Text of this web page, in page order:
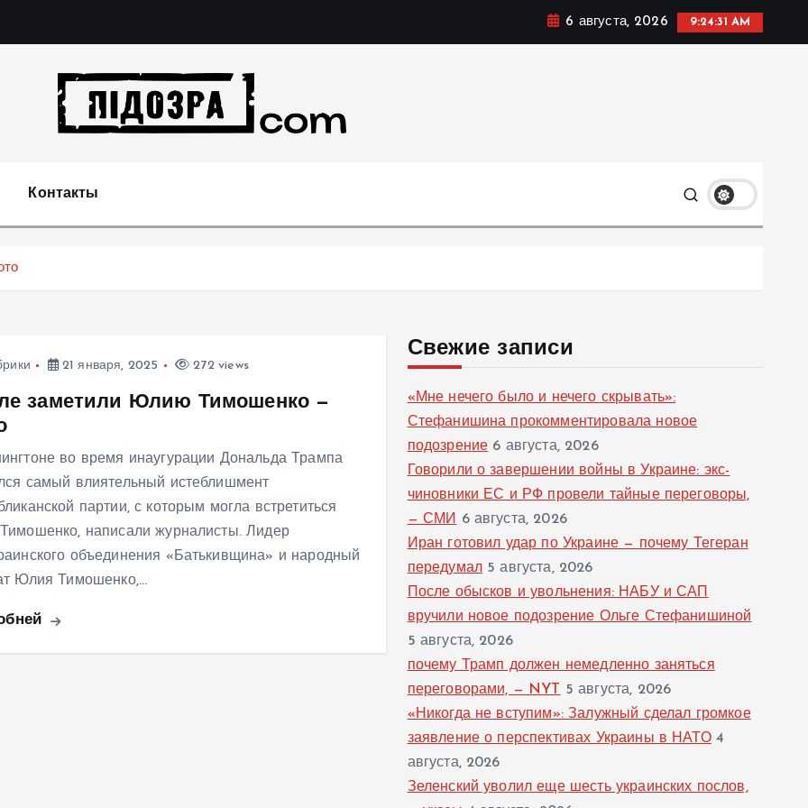
6 августа, 2026 9:24:32 AM
Контакты
21 января, 2025 272 views
заметили Юлию Тимошенко —
во время инаугурации Дональда Трампа
самый влиятельный истеблишмент
партии, с которым могла встретиться
написали журналисты. Лидер
объединения «Батькивщина» и народный
Юлия Тимошенко,…
Свежие записи
«Мне нечего было и нечего скрывать»:
Стефанишина прокомментировала новое
подозрение 6 августа, 2026
Говорили о завершении войны в Украине: экс-
чиновники ЕС и РФ провели тайные переговоры,
— СМИ 6 августа, 2026
Иран готовил удар по Украине — почему Тегеран
передумал 5 августа, 2026
После обысков и увольнения: НАБУ и САП
вручили новое подозрение Ольге Стефанишиной
5 августа, 2026
почему Трамп должен немедленно заняться
переговорами, — NYT
5 августа, 2026
«Никогда не вступим»: Залужный сделал громкое
заявление о перспективах Украины в НАТО 4
августа, 2026
Зеленский уволил еще шесть украинских послов,